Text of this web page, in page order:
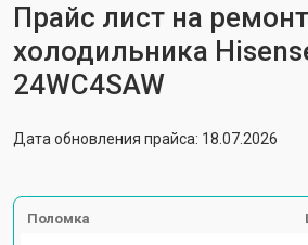
Прайс лист на ремонт
холодильника
24WC4SAW
Дата обновления прайса: 18.07.2026
Поломка